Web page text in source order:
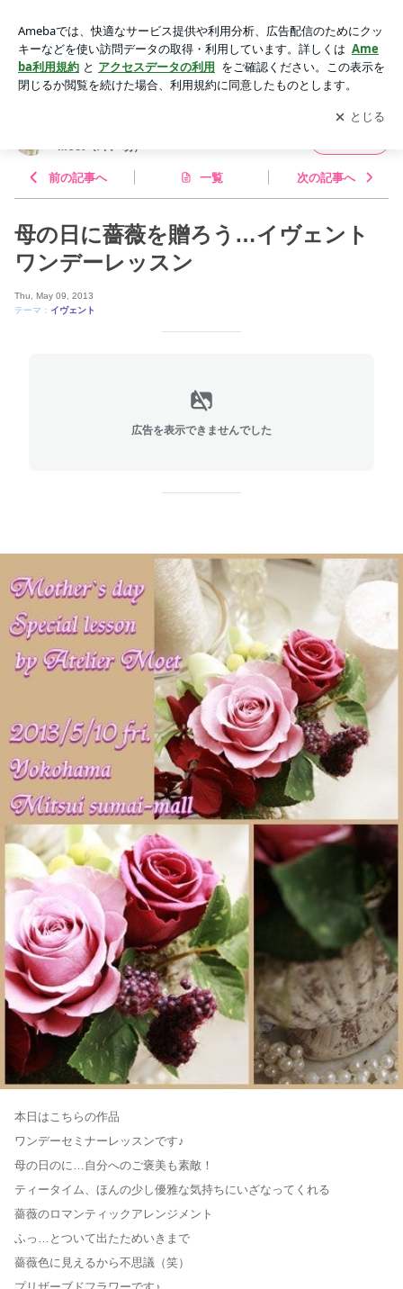
ごす暮らし Flower Arrange Atelier Moet（ｱﾄﾘｴ萌）
アプリをダウンロードして ブログの更新通知
を受け取りまし
ょう。
開く
Moet（ｱﾄﾘｴ萌）
前の記事へ 一覧 次の記事へ
母の日に薔薇を贈ろう…イヴェント
ワンデーレッスン
Thu, May 09, 2013
テーマ： イヴェント
広告を表示できませんでした
本日はこちらの作品
ワンデーセミナーレッスンです♪
母の日のに…自分へのご褒美も素敵！
ティータイム、ほんの少し優雅な気持ちにいざなってくれる
薔薇のロマンティックアレンジメント
ふっ…とついて出たためいきまで
薔薇色に見えるから不思議（笑）